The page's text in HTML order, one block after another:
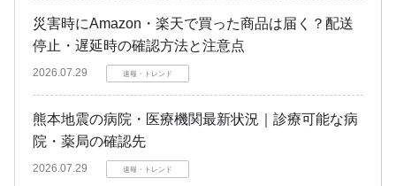
災害時にAmazon・楽天で買った商品は届く？配送
停止・遅延時の確認方法と注意点
2026.07.29 速報・トレンド
熊本地震の病院・医療機関最新状況｜診療可能な病
院・薬局の確認先
2026.07.29 速報・トレンド